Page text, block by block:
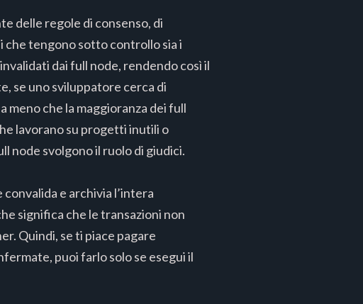
delle regole di consenso, di
che tengono sotto controllo sia i
dai full node, rendendo così il
se uno sviluppatore cerca di
che la maggioranza dei full
lavorano su progetti inutili o
node svolgono il ruolo di giudici.
e archivia l’intera
significa che le transazioni non
Quindi, se ti piace pagare
puoi farlo solo se esegui il